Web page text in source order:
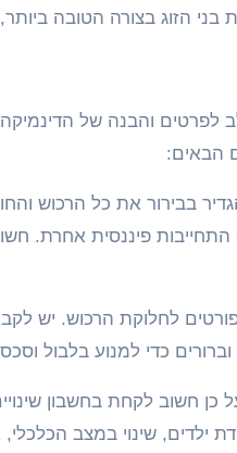
הזוג בצורה הטובה
והבנה של הדינמיקה
הבאים:
בבירור את כל הרכוש
התחייבות פיננסית אחרת.
לחלוקת הרכוש. יש
וברורים כדי למנוע בלבול
כן חשוב לקחת בחשבון
שינוי במצב הכלכלי,